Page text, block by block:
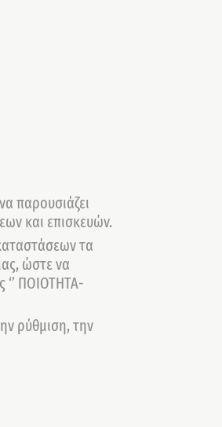
παρουσιάζει
και επισκευών.
τα
ώστε να
‘’ ΠΟΙΟΤΗΤΑ-
ρύθμιση, την